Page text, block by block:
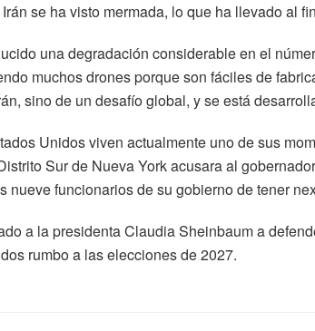
se ha visto mermada, lo que ha llevado al
una degradación considerable en el
muchos drones porque son fáciles de
sino de un desafío global, y se está
Unidos viven actualmente uno de sus
Sur de Nueva York acusara al
nueve funcionarios de su gobierno de tener
a la presidenta Claudia Sheinbaum a
rumbo a las elecciones de 2027.